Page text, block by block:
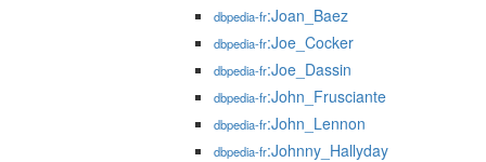
dbpedia-fr:Joan_Baez
dbpedia-fr:Joe_Cocker
dbpedia-fr:Joe_Dassin
dbpedia-fr:John_Frusciante
dbpedia-fr:John_Lennon
dbpedia-fr:Johnny_Hallyday